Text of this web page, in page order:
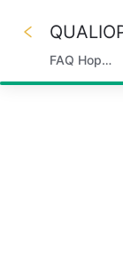
40%
FAQ Hop3team